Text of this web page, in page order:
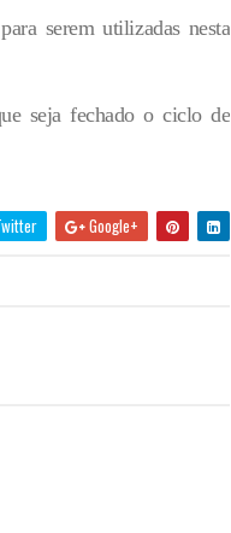
serem utilizadas nesta
seja fechado o ciclo de
Google+